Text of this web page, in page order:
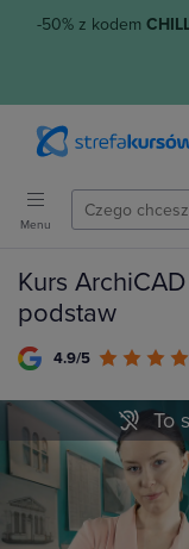
-50% z kodem
Menu
Kurs
podstaw
4.9/5
To